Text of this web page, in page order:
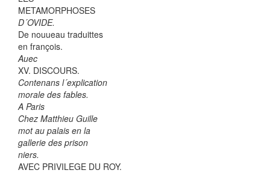
METAMORPHOSES
D´OVIDE.
De nouueau traduittes
en françois.
Auec
XV. DISCOURS.
Contenans l´explication
morale des fables.
A Paris
Chez Matthieu Guille
mot au palais en la
gallerie des prison
niers.
AVEC PRIVILEGE DU ROY.